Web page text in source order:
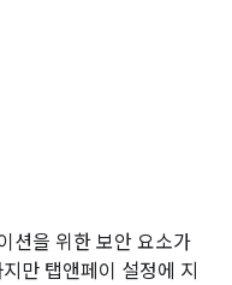
션을 위한 보안 요소가
만 탭앤페이 설정에 지